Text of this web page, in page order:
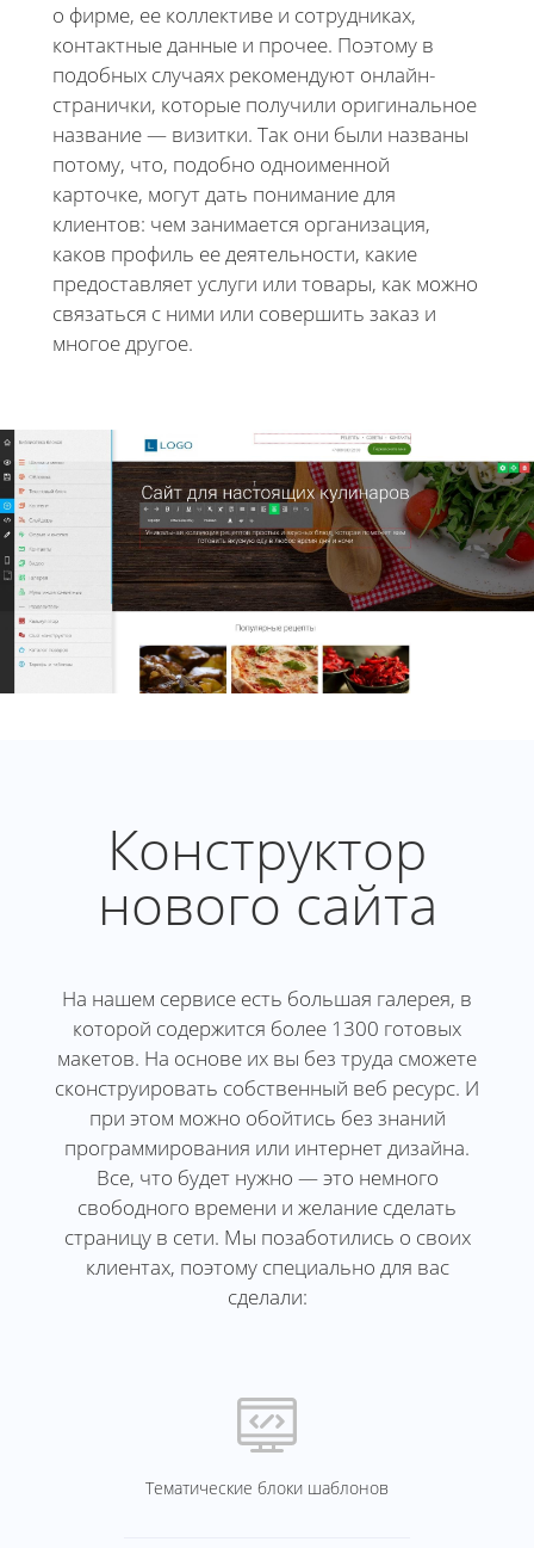
о фирме, ее коллективе и сотрудниках,
контактные данные и прочее. Поэтому в
подобных случаях рекомендуют онлайн-
странички, которые получили оригинальное
название — визитки. Так они были названы
потому, что, подобно одноименной
карточке, могут дать понимание для
клиентов: чем занимается организация,
каков профиль ее деятельности, какие
предоставляет услуги или товары, как можно
связаться с ними или совершить заказ и
многое другое.
Конструктор
нового сайта
На нашем сервисе есть большая галерея, в
которой содержится более 1300 готовых
макетов. На основе их вы без труда сможете
сконструировать собственный веб ресурс. И
при этом можно обойтись без знаний
программирования или интернет дизайна.
Все, что будет нужно — это немного
свободного времени и желание сделать
страницу в сети. Мы позаботились о своих
клиентах, поэтому специально для вас
сделали:
Тематические блоки шаблонов